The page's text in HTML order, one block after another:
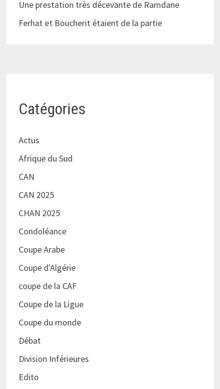
Une prestation très décevante de Ramdane
Ferhat et Boucherit étaient de la partie
Catégories
Actus
Afrique du Sud
CAN
CAN 2025
CHAN 2025
Condoléance
Coupe Arabe
Coupe d'Algérie
coupe de la CAF
Coupe de la Ligue
Coupe du monde
Débat
Division Inférieures
Edito